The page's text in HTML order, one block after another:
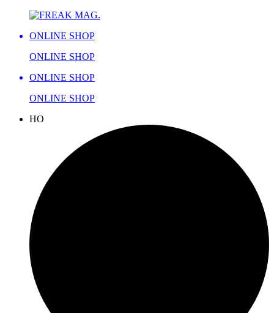
ONLINE SHOP
ONLINE SHOP
ONLINE SHOP
ONLINE SHOP
HO